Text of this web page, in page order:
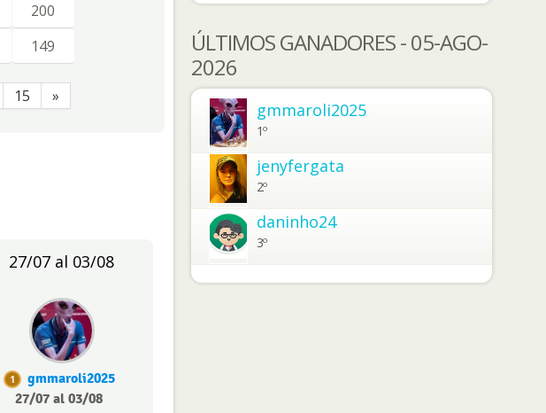
200
149
15 »
27/07 al 03/08
1
gmmaroli2025
27/07 al 03/08
ÚLTIMOS GANADORES - 05-AGO-
2026
gmmaroli2025
1º
jenyfergata
2º
daninho24
3º